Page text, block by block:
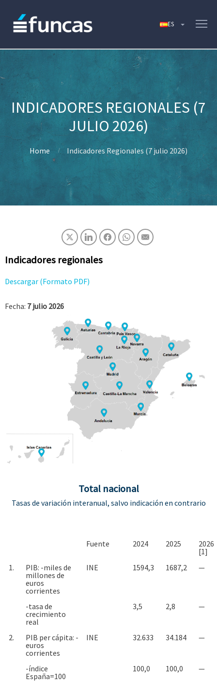
INDICADORES REGIONALES (7
JULIO 2026)
Home Indicadores Regionales (7 julio 2026)
Indicadores regionales
Descargar (Formato PDF)
Fecha: 7 julio 2026
Total nacional
Tasas de variación interanual, salvo indicación en contrario
Fuente 2024 2025
2026
[1]
1.
PIB: -miles de
millones de
euros
corrientes
INE 1594,3 1687,2 —
-tasa de
crecimiento
real
3,5 2,8 —
2.
PIB per cápita: -
euros
corrientes
INE 32.633 34.184 —
-índice
España=100
100,0 100,0 —